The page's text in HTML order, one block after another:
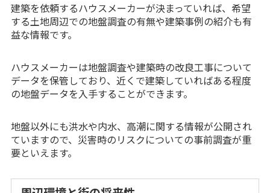
建築を依頼するハウスメーカーが決まっていれば、希望
する土地周辺での地盤調査の有無や建築事例の紹介も有
益な情報です。
ハウスメーカーは地盤調査や建築時の改良工事について
データを保管しており、近くで建築していればある程度
の地盤データを入手することができます。
地盤以外にも洪水や内水、高潮に関する情報が公開され
ていますので、災害時のリスクについての事前調査が重
要といえます。